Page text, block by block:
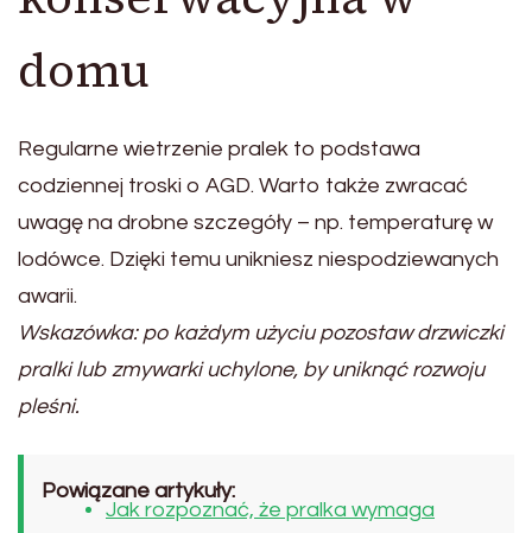
domu
Regularne wietrzenie pralek to podstawa
codziennej troski o AGD. Warto także zwracać
uwagę na drobne szczegóły – np. temperaturę w
lodówce. Dzięki temu unikniesz niespodziewanych
awarii.
Wskazówka: po każdym użyciu pozostaw drzwiczki
pralki lub zmywarki uchylone, by uniknąć rozwoju
pleśni.
Powiązane artykuły:
Jak rozpoznać, że pralka wymaga